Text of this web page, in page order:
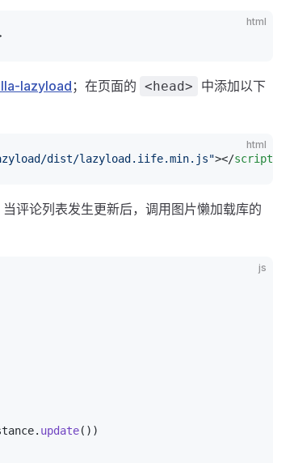
html
lazyload ；在页面的 <head>
中添加以下
html
dist/lazyload.iife.min.js"></script
评论列表发生更新后，调用图片懒加载库的
js
update())